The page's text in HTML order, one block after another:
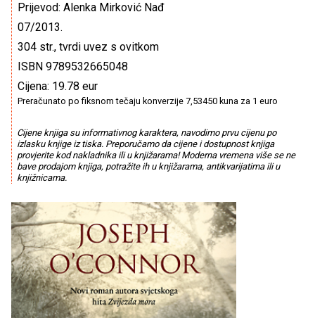
Prijevod: Alenka Mirković Nađ
07/2013.
304 str., tvrdi uvez s ovitkom
ISBN 9789532665048
Cijena: 19.78 eur
Preračunato po fiksnom tečaju konverzije 7,53450 kuna za 1 euro
Cijene knjiga su informativnog karaktera, navodimo prvu cijenu po
izlasku knjige iz tiska. Preporučamo da cijene i dostupnost knjiga
provjerite kod nakladnika ili u knjižarama! Moderna vremena više se ne
bave prodajom knjiga, potražite ih u knjižarama, antikvarijatima ili u
knjižnicama.